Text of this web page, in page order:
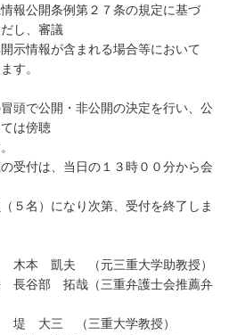
第２７条の規定に基づ
し、審議
まれる場合等において
す。
公開・非公開の決定を行い、公
は傍聴
日の１３時００分から会
り次第、受付を終了しま
凱夫 （元三重大学助教授）
哉（三重弁護士会推薦弁
重大学教授）